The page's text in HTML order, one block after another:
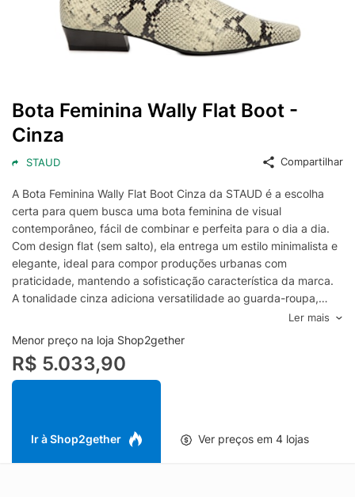
Bota Feminina Wally Flat Boot -
Cinza
STAUD Compartilhar
A Bota Feminina Wally Flat Boot Cinza da STAUD é a escolha
certa para quem busca uma bota feminina de visual
contemporâneo, fácil de combinar e perfeita para o dia a dia.
Com design flat (sem salto), ela entrega um estilo minimalista e
elegante, ideal para compor produções urbanas com
praticidade, mantendo a sofisticação característica da marca.
A tonalidade cinza adiciona versatilidade ao guarda-roupa,
funcionando muito bem com jeans, alfaiataria, vestidos e saias,
do look casual ao mais refinado. Seja para os dias mais frios ou
para elevar combinações básicas, a Wally Flat Boot se destaca
como uma bota de cano curto moderna, confortável para
longas caminhadas e uma opção atemporal para diversas
Ler mais
Menor preço na loja Shop2gether
R$ 5.033,90
Ir à Shop2gether Ver preços em 4 lojas